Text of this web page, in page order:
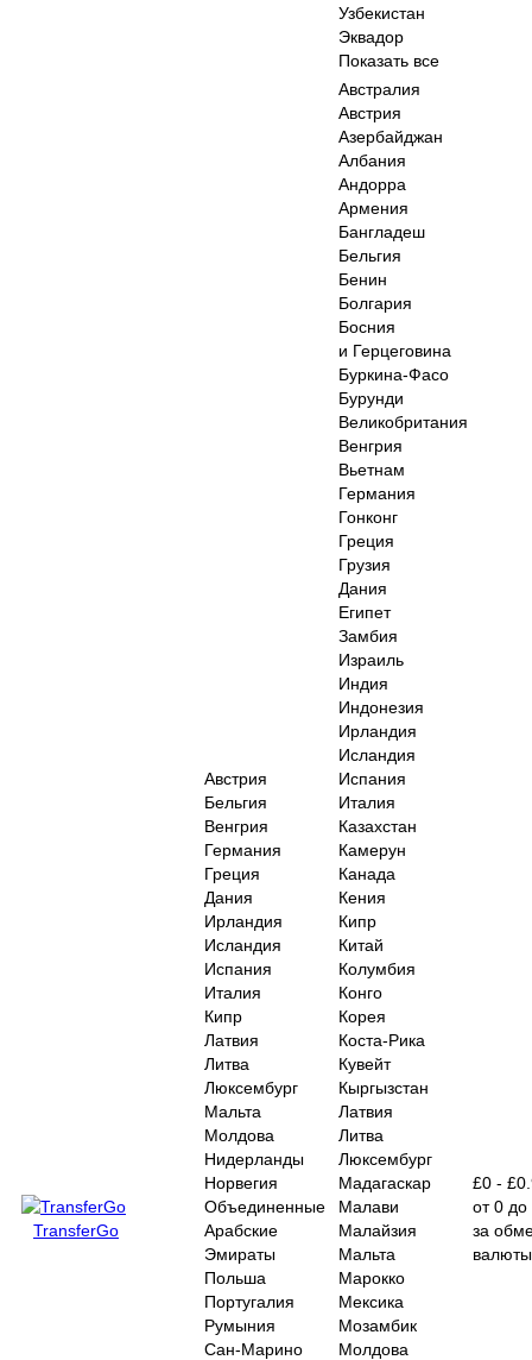
Узбекистан
Эквадор
Показать все
TransferGo
Австрия
Бельгия
Венгрия
Германия
Греция
Дания
Ирландия
Исландия
Испания
Италия
Кипр
Латвия
Литва
Люксембург
Мальта
Молдова
Нидерланды
Норвегия
Объединенные
Арабские
Эмираты
Польша
Португалия
Румыния
Сан-Марино
Австралия
Австрия
Азербайджан
Албания
Андорра
Армения
Бангладеш
Бельгия
Бенин
Болгария
Босния
и Герцеговина
Буркина-Фасо
Бурунди
Великобритания
Венгрия
Вьетнам
Германия
Гонконг
Греция
Грузия
Дания
Египет
Замбия
Израиль
Индия
Индонезия
Ирландия
Исландия
Испания
Италия
Казахстан
Камерун
Канада
Кения
Кипр
Китай
Колумбия
Конго
Корея
Коста-Рика
Кувейт
Кыргызстан
Латвия
Литва
Люксембург
Мадагаскар
Малави
Малайзия
Мальта
Марокко
Мексика
Мозамбик
Молдова
£0 -
от 0 до
за
валюты